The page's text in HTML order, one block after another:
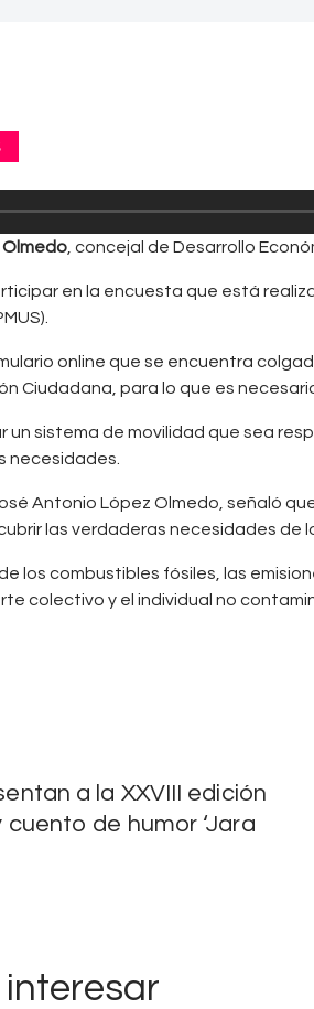
, concejal de Desarrollo
en la encuesta que está
online que se encuentra
Ciudadana, para lo que es
sistema de movilidad que sea
necesidades.
Antonio López Olmedo, señaló
las verdaderas necesidades de
los combustibles fósiles, las
colectivo y el individual no
a la XXVIII edición
de humor ‘Jara